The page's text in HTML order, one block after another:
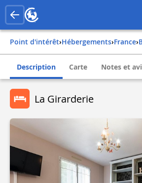
Point d'intérêt› Hébergements› france›
Description Carte Notes et
La Girarderie